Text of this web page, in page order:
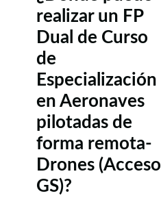
realizar un FP
Dual de Curso
de
Especialización
en Aeronaves
pilotadas de
forma remota-
Drones (Acceso
GS)?